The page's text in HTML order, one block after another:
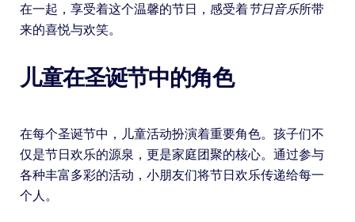
在一起，享受着这个温馨的节日，感受着节日音乐所带
来的喜悦与欢笑。
儿童在圣诞节中的角色
在每个圣诞节中，儿童活动扮演着重要角色。孩子们不
仅是节日欢乐的源泉，更是家庭团聚的核心。通过参与
各种丰富多彩的活动，小朋友们将节日欢乐传递给每一
个人。